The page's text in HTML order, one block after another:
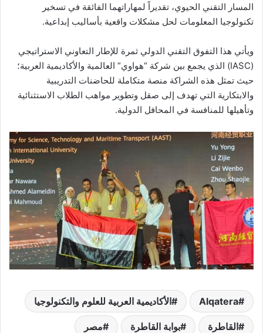
المسار التقني الحيوي، تقديراً لمهاراتهما الفائقة في تسخير
تكنولوجيا المعلومات لحل مشكلات واقعية بأساليب إبداعية.
ويأتي هذا التفوق التقني الدولي ثمرة للإطار التعاوني الاستراتيجي
(IASC) الذي يجمع بين شركة “هواوي” العالمية والأكاديمية العربية؛
حيث تمثل هذه الشراكة منصة متكاملة للحاضنات التدريبية
والابتكارية التي تهدف إلى صقل وتطوير مواهب الطلاب الاستثنائية
وتأهيلها للمنافسة في المحافل الدولية.
Alqatera الأكاديمية العربية للعلوم والتكنولوجيا
القاطرة بوابة القاطرة مصر